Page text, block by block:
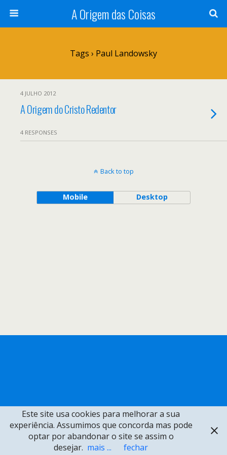
A Origem das Coisas
Tags › Paul Landowsky
4 JULHO 2012
A Origem do Cristo Redentor
4 RESPONSES
Back to top
Mobile Desktop
Este site usa cookies para melhorar a sua
experiência. Assumimos que concorda mas pode
optar por abandonar o site se assim o
desejar. mais ... fechar